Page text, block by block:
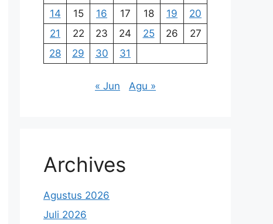
14
15 16 17 18 19
20
21
22 23 24 25 26
27
28
29 30 31
« Jun Agu »
Archives
Agustus 2026
Juli 2026